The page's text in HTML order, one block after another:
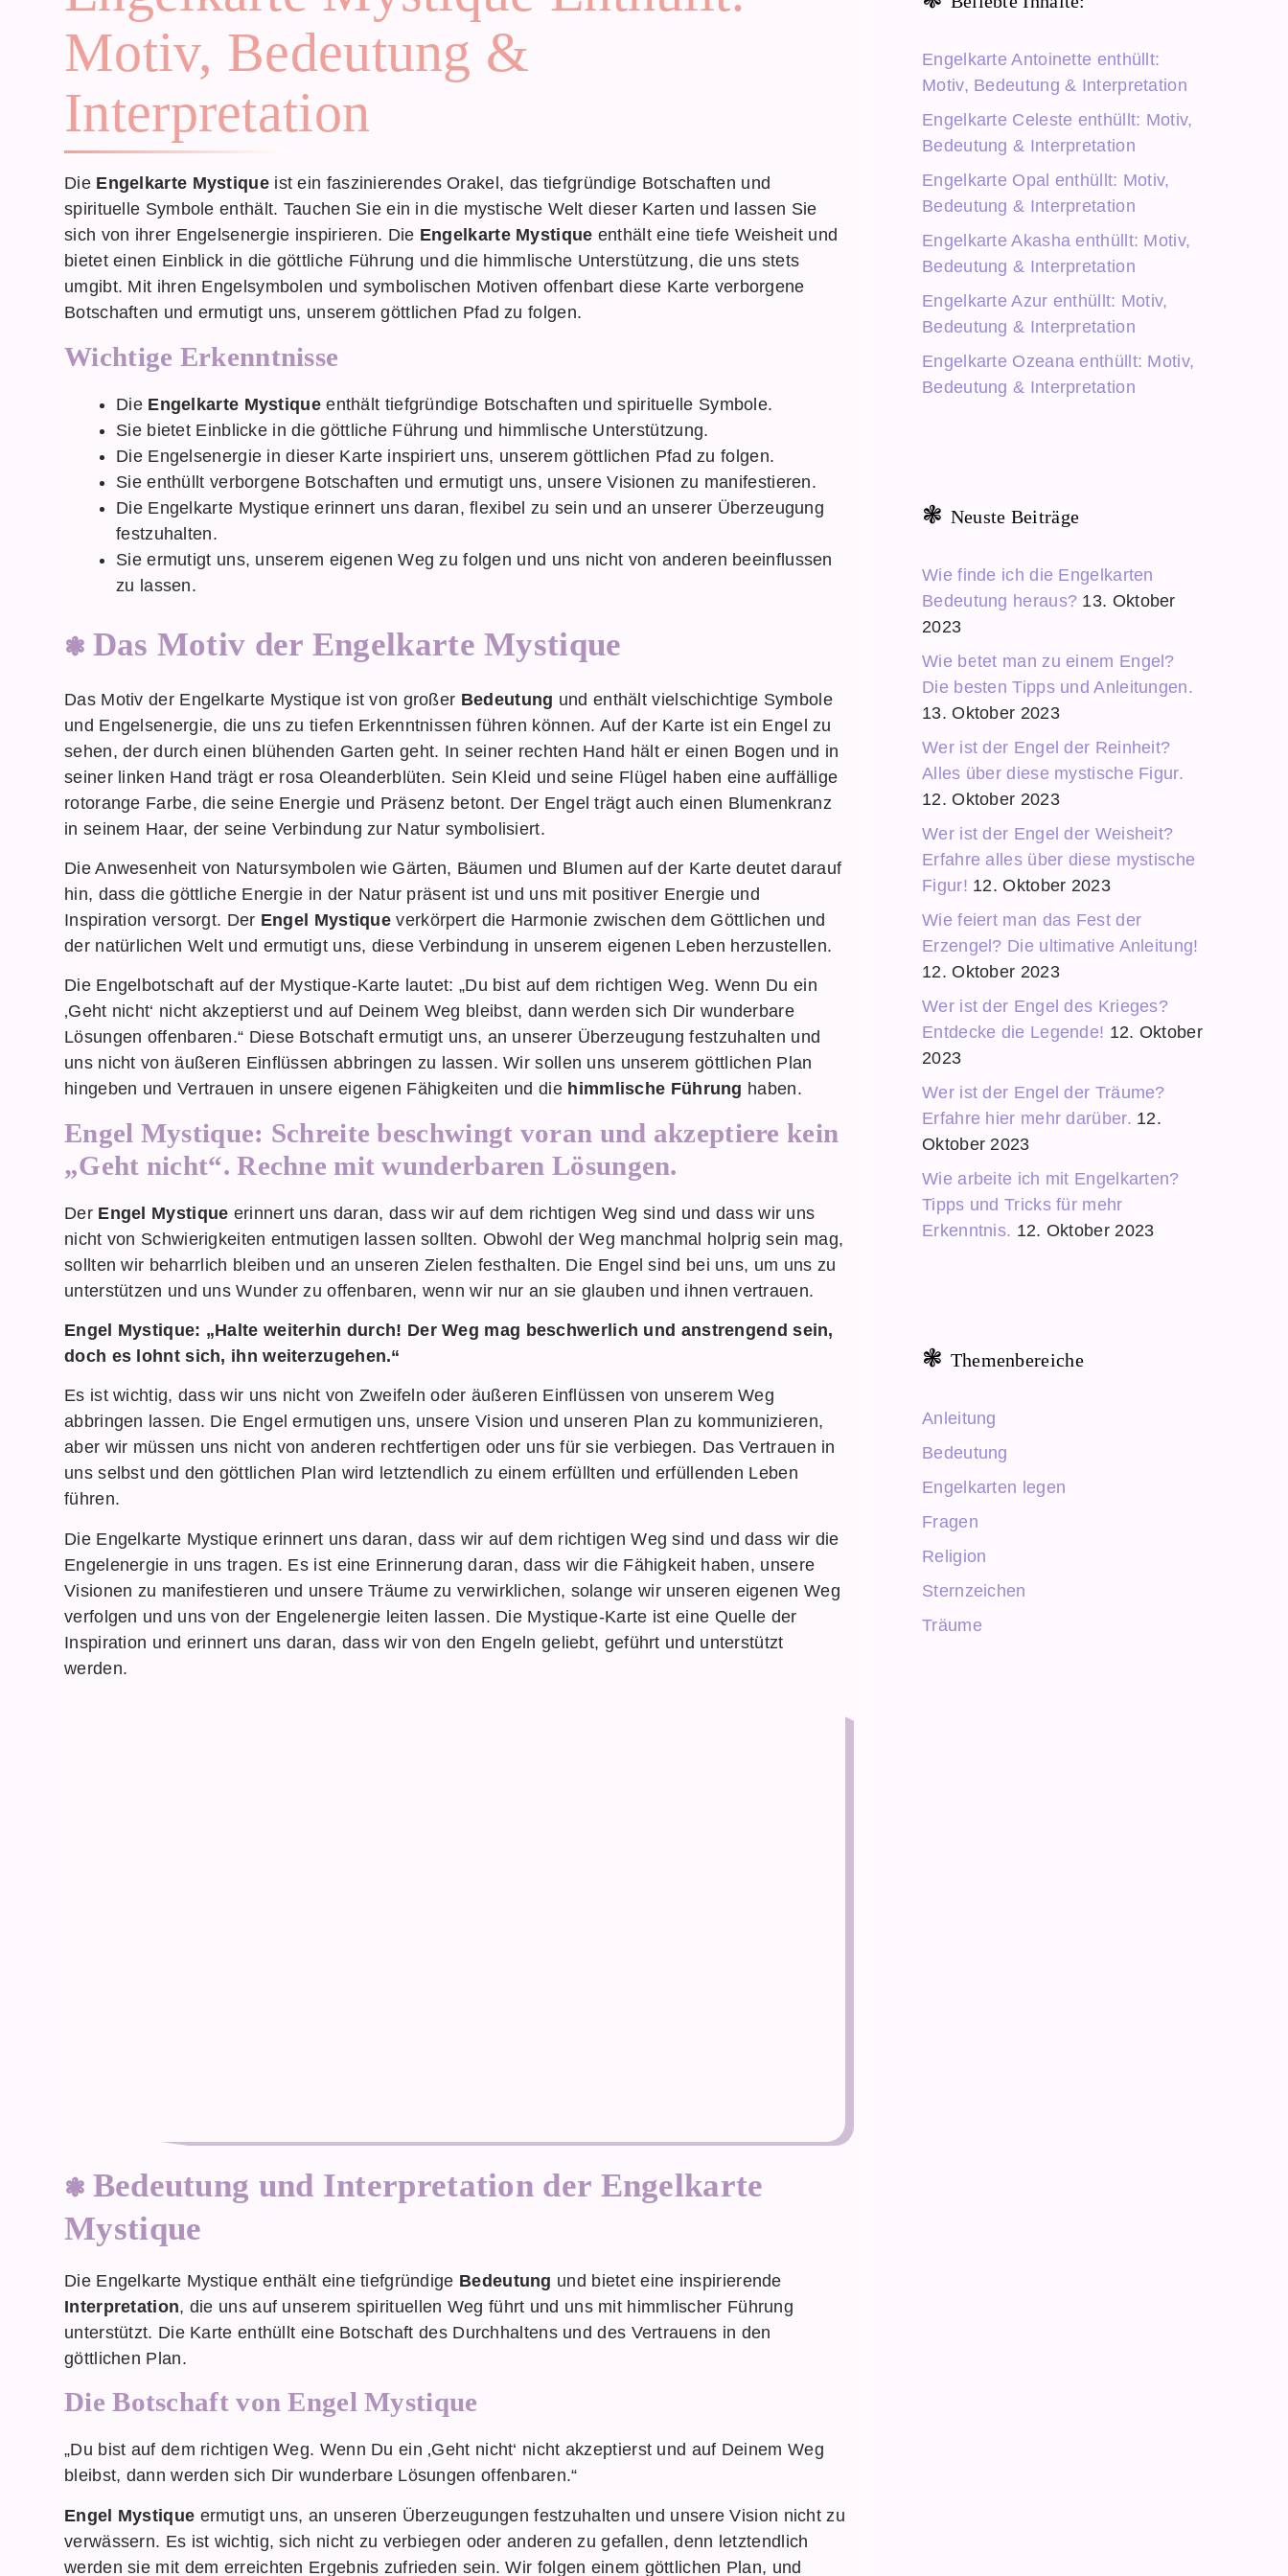
Motiv, Bedeutung &
Interpretation
Die Engelkarte Mystiqueist ein faszinierendes Orakel, das tiefgründige Botschaften und
spirituelle Symbole enthält. Tauchen Sie ein in die mystische Welt dieser Karten und lassen Sie
sich von ihrer Engelsenergie inspirieren. Die Engelkarte Mystique enthält eine tiefe Weisheit und
bietet einen Einblick in die göttliche Führung und die himmlische Unterstützung, die uns stets
umgibt. Mit ihren Engelsymbolen und symbolischen Motiven offenbart diese Karte verborgene
Botschaften und ermutigt uns, unserem göttlichen Pfad zu folgen.
Wichtige Erkenntnisse
Die Engelkarte Mystiqueenthält tiefgründige Botschaften und spirituelle Symbole.
Sie bietet Einblicke in die göttliche Führung und himmlische Unterstützung.
Die Engelsenergie in dieser Karte inspiriert uns, unserem göttlichen Pfad zu folgen.
Sie enthüllt verborgene Botschaften und ermutigt uns, unsere Visionen zu manifestieren.
Die Engelkarte Mystique erinnert uns daran, flexibel zu sein und an unserer Überzeugung
festzuhalten.
Sie ermutigt uns, unserem eigenen Weg zu folgen und uns nicht von anderen beeinflussen
zu lassen.
Das Motiv der Engelkarte Mystique
Das Motiv der Engelkarte Mystique ist von großer Bedeutung und enthält vielschichtige Symbole
und Engelsenergie, die uns zu tiefen Erkenntnissen führen können. Auf der Karte ist ein Engel zu
sehen, der durch einen blühenden Garten geht. In seiner rechten Hand hält er einen Bogen und in
seiner linken Hand trägt er rosa Oleanderblüten. Sein Kleid und seine Flügel haben eine auffällige
rotorange Farbe, die seine Energie und Präsenz betont. Der Engel trägt auch einen Blumenkranz
in seinem Haar, der seine Verbindung zur Natur symbolisiert.
Die Anwesenheit von Natursymbolen wie Gärten, Bäumen und Blumen auf der Karte deutet darauf
hin, dass die göttliche Energie in der Natur präsent ist und uns mit positiver Energie und
Inspiration versorgt. Der Engel Mystique verkörpert die Harmonie zwischen dem Göttlichen und
der natürlichen Welt und ermutigt uns, diese Verbindung in unserem eigenen Leben herzustellen.
Die Engelbotschaft auf der Mystique-Karte lautet: „Du bist auf dem richtigen Weg. Wenn Du ein
‚Geht nicht‘ nicht akzeptierst und auf Deinem Weg bleibst, dann werden sich Dir wunderbare
Lösungen offenbaren.“ Diese Botschaft ermutigt uns, an unserer Überzeugung festzuhalten und
uns nicht von äußeren Einflüssen abbringen zu lassen. Wir sollen uns unserem göttlichen Plan
hingeben und Vertrauen in unsere eigenen Fähigkeiten und die himmlische Führung haben.
Engel Mystique: Schreite beschwingt voran und akzeptiere kein
„Geht nicht“. Rechne mit wunderbaren Lösungen.
Der Engel Mystique erinnert uns daran, dass wir auf dem richtigen Weg sind und dass wir uns
nicht von Schwierigkeiten entmutigen lassen sollten. Obwohl der Weg manchmal holprig sein mag,
sollten wir beharrlich bleiben und an unseren Zielen festhalten. Die Engel sind bei uns, um uns zu
unterstützen und uns Wunder zu offenbaren, wenn wir nur an sie glauben und ihnen vertrauen.
Engel Mystique: „Halte weiterhin durch! Der Weg mag beschwerlich und anstrengend sein,
doch es lohnt sich, ihn weiterzugehen.“
Es ist wichtig, dass wir uns nicht von Zweifeln oder äußeren Einflüssen von unserem Weg
abbringen lassen. Die Engel ermutigen uns, unsere Vision und unseren Plan zu kommunizieren,
aber wir müssen uns nicht von anderen rechtfertigen oder uns für sie verbiegen. Das Vertrauen in
uns selbst und den göttlichen Plan wird letztendlich zu einem erfüllten und erfüllenden Leben
führen.
Die Engelkarte Mystique erinnert uns daran, dass wir auf dem richtigen Weg sind und dass wir die
Engelenergie in uns tragen. Es ist eine Erinnerung daran, dass wir die Fähigkeit haben, unsere
Visionen zu manifestieren und unsere Träume zu verwirklichen, solange wir unseren eigenen Weg
verfolgen und uns von der Engelenergie leiten lassen. Die Mystique-Karte ist eine Quelle der
Inspiration und erinnert uns daran, dass wir von den Engeln geliebt, geführt und unterstützt
werden.
Bedeutung und Interpretation der Engelkarte
Mystique
Die Engelkarte Mystique enthält eine tiefgründige Bedeutung und bietet eine inspirierende
Interpretation, die uns auf unserem spirituellen Weg führt und uns mit himmlischer Führung
unterstützt. Die Karte enthüllt eine Botschaft des Durchhaltens und des Vertrauens in den
göttlichen Plan.
Die Botschaft von Engel Mystique
„Du bist auf dem richtigen Weg. Wenn Du ein ‚Geht nicht‘ nicht akzeptierst und auf Deinem Weg
bleibst, dann werden sich Dir wunderbare Lösungen offenbaren.“
Engel Mystique ermutigt uns, an unseren Überzeugungen festzuhalten und unsere Vision nicht zu
verwässern. Es ist wichtig, sich nicht zu verbiegen oder anderen zu gefallen, denn letztendlich
werden sie mit dem erreichten Ergebnis zufrieden sein. Wir folgen einem göttlichen Plan, und
Engelkarte Antoinette enthüllt:
Motiv, Bedeutung & Interpretation
Engelkarte Celeste enthüllt: Motiv,
Bedeutung & Interpretation
Engelkarte Opal enthüllt: Motiv,
Bedeutung & Interpretation
Engelkarte Akasha enthüllt: Motiv,
Bedeutung & Interpretation
Engelkarte Azur enthüllt: Motiv,
Bedeutung & Interpretation
Engelkarte Ozeana enthüllt: Motiv,
Bedeutung & Interpretation
Neuste Beiträge
Wie finde ich die Engelkarten
Bedeutung heraus? 13. Oktober
2023
Wie betet man zu einem Engel?
Die besten Tipps und Anleitungen.
13. Oktober 2023
Wer ist der Engel der Reinheit?
Alles über diese mystische Figur.
12. Oktober 2023
Wer ist der Engel der Weisheit?
Erfahre alles über diese mystische
Figur! 12. Oktober 2023
Wie feiert man das Fest der
Erzengel? Die ultimative Anleitung!
12. Oktober 2023
Wer ist der Engel des Krieges?
Entdecke die Legende! 12. Oktober
2023
Wer ist der Engel der Träume?
Erfahre hier mehr darüber. 12.
Oktober 2023
Wie arbeite ich mit Engelkarten?
Tipps und Tricks für mehr
Erkenntnis. 12. Oktober 2023
Themenbereiche
Anleitung
Bedeutung
Engelkarten legen
Fragen
Religion
Sternzeichen
Träume